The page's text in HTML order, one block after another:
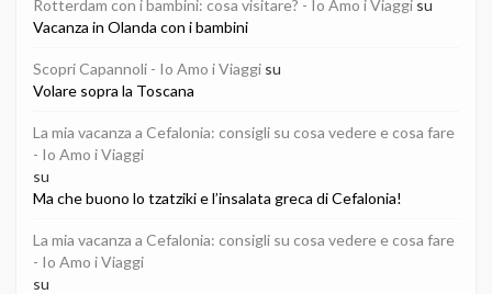
Rotterdam con i bambini: cosa visitare? - Io Amo i Viaggi su
Vacanza in Olanda con i bambini
Scopri Capannoli - Io Amo i Viaggi su
Volare sopra la Toscana
La mia vacanza a Cefalonia: consigli su cosa vedere e cosa fare
- Io Amo i Viaggi
su
Ma che buono lo tzatziki e l’insalata greca di Cefalonia!
La mia vacanza a Cefalonia: consigli su cosa vedere e cosa fare
- Io Amo i Viaggi
su